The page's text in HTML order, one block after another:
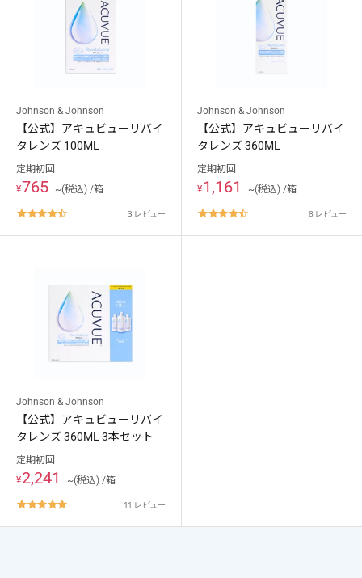
ご利用ありがとうございました。
Johnson & Johnson
【公式】アキュビューリバイ
タレンズ 100ML
定期初回
¥765 ~(税込) /箱
4.7
rating
3 レビュー
Johnson & Johnson
【公式】アキュビューリバイ
タレンズ 360ML
定期初回
¥1,161 ~(税込) /箱
4.5
rating
8 レビュー
Johnson & Johnson
【公式】アキュビューリバイ
タレンズ 360ML 3本セット
定期初回
¥2,241 ~(税込) /箱
5.0
rating
11 レビュー